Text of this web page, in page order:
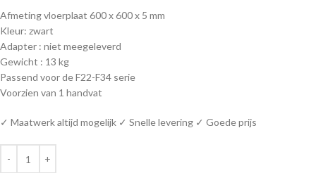
Afmeting vloerplaat 600 x 600 x 5 mm
Kleur: zwart
Adapter : niet meegeleverd
Gewicht : 13 kg
Passend voor de F22-F34 serie
Voorzien van 1 handvat
✓ Maatwerk altijd mogelijk ✓ Snelle levering ✓ Goede prijs